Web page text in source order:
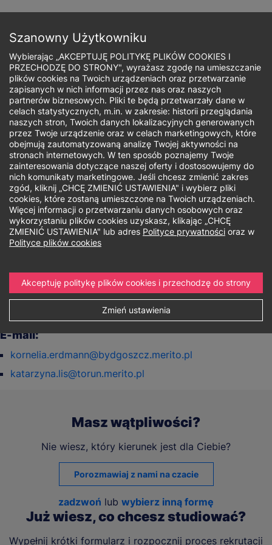
treści
Ścieżka
nawigacyjna
Jaki rodzaj studiów Cię interesuje?
Studia podyplomowe
Biuro Rekrutacji - studia podyplomowe
W dniach 14.08 - 16.08.2026 r. biuro rekrutacji będzie
nieczynne.
Telefon:
48 734 474 981
E-mail:
kornelia.erdmann@bydgoszcz.merito.pl
katarzyna.lis@torun.merito.pl
Masz wątpliwości?
Nie wiesz, który kierunek jest dla Ciebie?
Porozmawiaj z nami na czacie
zadzwoń lub wybierz inną formę
Już wiesz, co chcesz studiować?
Wypełnij krótki formularz i rozpocznij proces rekrutacji
Szanowny Użytkowniku
Wybierając „AKCEPTUJĘ POLITYKĘ PLIKÓW COOKIES I
PRZECHODZĘ DO STRONY", wyrażasz zgodę na umieszczanie
plików cookies na Twoich urządzeniach oraz przetwarzanie
zapisanych w nich informacji przez nas oraz naszych
partnerów biznesowych. Pliki te będą przetwarzały dane w
celach statystycznych, m.in. w zakresie: historii przeglądania
naszych stron, Twoich danych lokalizacyjnych generowanych
przez Twoje urządzenie oraz w celach marketingowych, które
obejmują zautomatyzowaną analizę Twojej aktywności na
stronach internetowych. W ten sposób poznajemy Twoje
zainteresowania dotyczące naszej oferty i dostosowujemy do
nich komunikaty marketingowe. Jeśli chcesz zmienić zakres
zgód, kliknij „CHCĘ ZMIENIĆ USTAWIENIA" i wybierz pliki
cookies, które zostaną umieszczone na Twoich urządzeniach.
Więcej informacji o przetwarzaniu danych osobowych oraz
wykorzystaniu plików cookies uzyskasz, klikając „CHCĘ
ZMIENIĆ USTAWIENIA" lub adres Polityce prywatności oraz w
Polityce plików cookies
Zmień ustawienia
Akceptuję politykę plików cookies i przechodzę do strony